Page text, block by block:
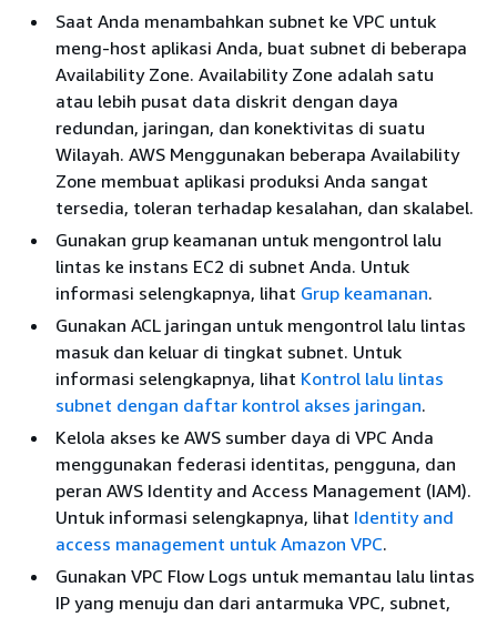
Saat Anda menambahkan subnet ke VPC untuk
meng-host aplikasi Anda, buat subnet di beberapa
Availability Zone. Availability Zone adalah satu
atau lebih pusat data diskrit dengan daya
redundan, jaringan, dan konektivitas di suatu
Wilayah. AWS Menggunakan beberapa Availability
Zone membuat aplikasi produksi Anda sangat
tersedia, toleran terhadap kesalahan, dan skalabel.
Gunakan grup keamanan untuk mengontrol lalu
lintas ke instans EC2 di subnet Anda. Untuk
informasi selengkapnya, lihat Grup keamanan.
Gunakan ACL jaringan untuk mengontrol lalu lintas
masuk dan keluar di tingkat subnet. Untuk
informasi selengkapnya, lihat Kontrol lalu lintas
subnet dengan daftar kontrol akses jaringan.
Kelola akses ke AWS sumber daya di VPC Anda
menggunakan federasi identitas, pengguna, dan
peran AWS Identity and Access Management (IAM).
Untuk informasi selengkapnya, lihat Identity and
access management untuk Amazon VPC.
Gunakan VPC Flow Logs untuk memantau lalu lintas
IP yang menuju dan dari antarmuka VPC, subnet,